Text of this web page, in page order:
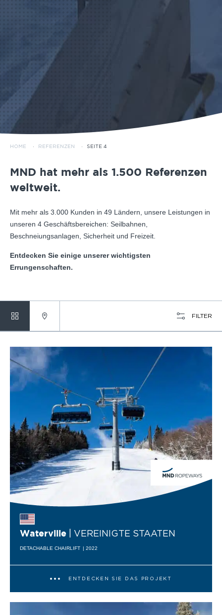
HOME · REFERENZEN · SEITE 4
MND hat mehr als 1.500 Referenzen
weltweit.
Mit mehr als 3.000 Kunden in 49 Ländern, unsere Leistungen in
unseren 4 Geschäftsbereichen: Seilbahnen,
Beschneiungsanlagen, Sicherheit und Freizeit.
Entdecken Sie einige unserer wichtigsten
Errungenschaften.
FILTER
Waterville | VEREINIGTE STAATEN
DETACHABLE CHAIRLIFT | 2022
ENTDECKEN SIE DAS PROJEKT